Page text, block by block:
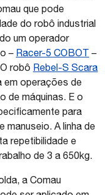
que pode
do robô industrial
um operador
– Racer-5 COBOT –
robô Rebel-S Scara
em operações de
de máquinas. E o
para
A linha de
repetibilidade e
de 3 a 650kg.
a Comau